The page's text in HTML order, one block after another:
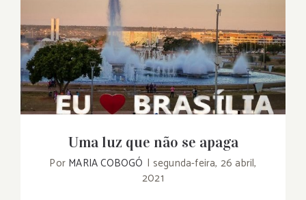
Uma luz que não se apaga
Uma luz que não se apaga
Por MARIA COBOGÓ | segunda-feira, 26 abril,
2021